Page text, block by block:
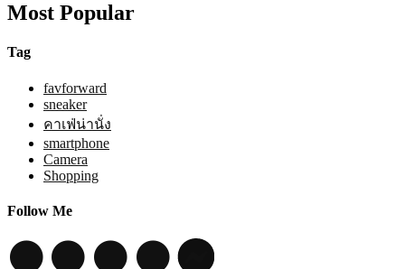
Most Popular
Tag
favforward
sneaker
คาเฟ่น่านั่ง
smartphone
Camera
Shopping
Follow Me